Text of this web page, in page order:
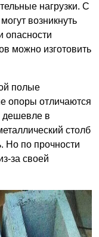
нагрузки. С
возникнуть
опасности
можно изготовить
полые
опоры отличаются
дешевле в
столб
Но по прочности
за своей